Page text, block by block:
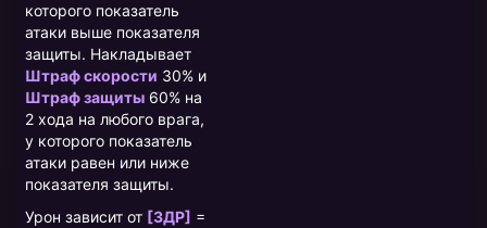
которого показатель
атаки выше показателя
защиты. Накладывает
Штраф скорости 30% и
Штраф защиты 60% на
2 хода на любого врага,
у которого показатель
атаки равен или ниже
показателя защиты.
Урон зависит от [ЗДР] =